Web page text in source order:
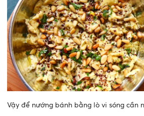
Vậy để nướng bánh bằng lò vi sóng cần